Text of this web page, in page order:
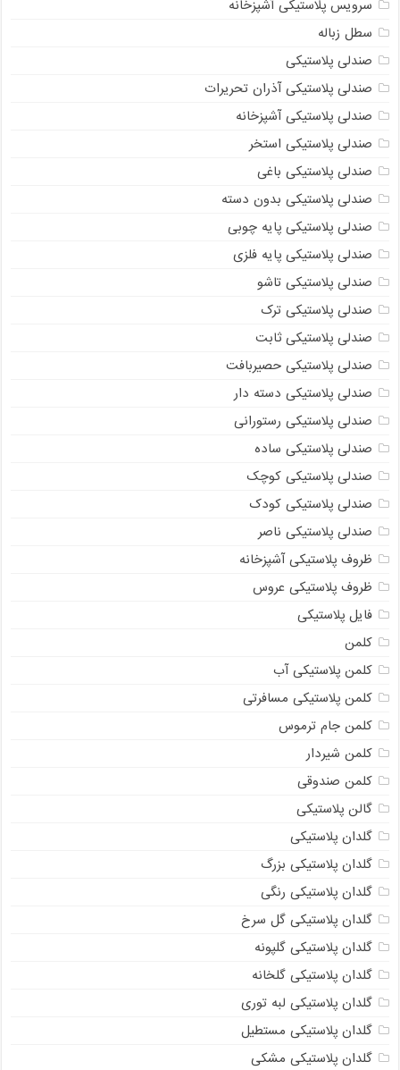
سرویس پلاستیکی آشپزخانه
سطل زباله
صندلی پلاستیکی
صندلی پلاستیکی آذران تحریرات
صندلی پلاستیکی آشپزخانه
صندلی پلاستیکی استخر
صندلی پلاستیکی باغی
صندلی پلاستیکی بدون دسته
صندلی پلاستیکی پایه چوبی
صندلی پلاستیکی پایه فلزی
صندلی پلاستیکی تاشو
صندلی پلاستیکی ترک
صندلی پلاستیکی ثابت
صندلی پلاستیکی حصیربافت
صندلی پلاستیکی دسته دار
صندلی پلاستیکی رستورانی
صندلی پلاستیکی ساده
صندلی پلاستیکی کوچک
صندلی پلاستیکی کودک
صندلی پلاستیکی ناصر
ظروف پلاستیکی آشپزخانه
ظروف پلاستیکی عروس
فایل پلاستیکی
کلمن
کلمن پلاستیکی آب
کلمن پلاستیکی مسافرتی
کلمن جام ترموس
کلمن شیردار
کلمن صندوقی
گالن پلاستیکی
گلدان پلاستیکی
گلدان پلاستیکی بزرگ
گلدان پلاستیکی رنگی
گلدان پلاستیکی گل سرخ
گلدان پلاستیکی گلپونه
گلدان پلاستیکی گلخانه
گلدان پلاستیکی لبه توری
گلدان پلاستیکی مستطیل
گلدان پلاستیکی مشکی